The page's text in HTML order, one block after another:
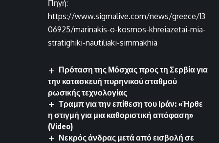
Πηγή:
https://www.sigmalive.com/news/greece/13
06925/marinakis-o-kosmos-khreiazetai-mia-
stratighiki-nautiliaki-simmakhia
Πρόταση της Μόσχας προς τη Σερβία για
την κατασκευή πυρηνικού σταθμού
ρωσικής τεχνολογίας
Τραμπ για την επίθεση του Ιράν: «Ήρθε
η στιγμή για μια καθοριστική απόφαση»
(Video)
Νεκρός άνδρας μετά από εισβολή σε